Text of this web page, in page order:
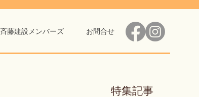
斉藤建設メンバーズ お問合せ
特集記事